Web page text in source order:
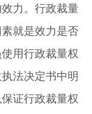
力。行政裁量
就是效力是否
用行政裁量权
法决定书中明
证行政裁量权